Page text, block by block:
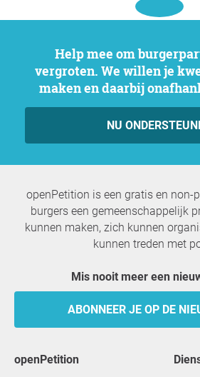
Help mee om burgerparticipatie te
vergroten. We willen je
maken en daarbij
NU
openPetition is een gratis en
burgers een gemeenschappelijk
kunnen maken, zich kunnen
kunnen treden met
Mis nooit meer een
ABONNEER JE OP DE
openPetition